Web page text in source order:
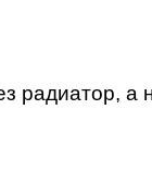
радиатор,